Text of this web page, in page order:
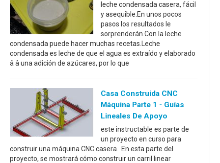
leche condensada casera, fácil
y asequible.En unos pocos
pasos los resultados le
sorprenderán.Con la leche
condensada puede hacer muchas recetas.Leche
condensada es leche de que el agua es extraído y elaborado
â â una adición de azúcares, por lo que
Casa Construida CNC
Máquina Parte 1 - Guías
Lineales De Apoyo
este instructable es parte de
un proyecto en curso para
construir una máquina CNC casera. En esta parte del
proyecto, se mostrará cómo construir un carril linear